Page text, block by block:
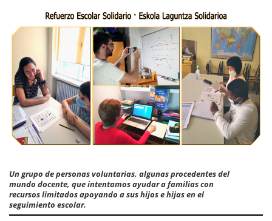
Un grupo de personas voluntarias, algunas procedentes del
mundo docente, que intentamos ayudar a familias con
recursos limitados apoyando a sus hijos e hijas en el
seguimiento escolar.